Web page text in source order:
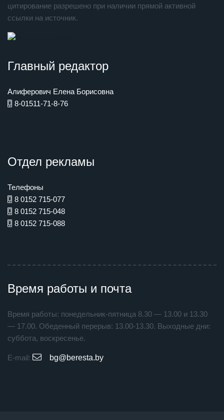
цитирование разрешено при наличии прямой активной
ссылки на источник.
Главный редактор
Алиферович Елена Борисовна
8-01511-71-8-76
Отдел рекламы
Телефоны
8 0152 715-077
8 0152 715-048
8 0152 715-088
Время работы и почта
Время работы: понедельник-пятница 8.30 — 13.00 и 13.30
— 17.00. Обеденный перерыв: 13.00-13.30. Выходные дни:
суббота, воскресенье.
E-mail: bg@beresta.by